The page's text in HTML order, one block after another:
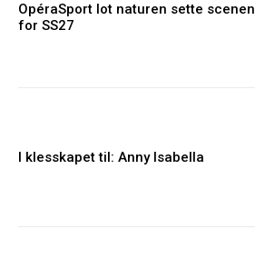
OpéraSport lot naturen sette scenen
for SS27
I klesskapet til: Anny Isabella